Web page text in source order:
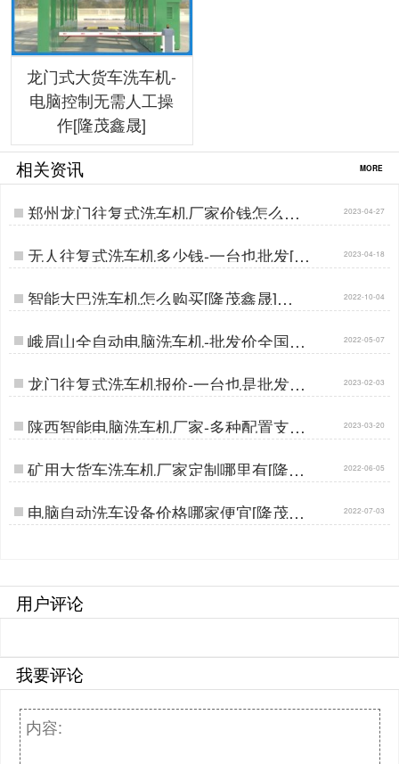
龙门式大货车洗车机-
电脑控制无需人工操
作[隆茂鑫晟]
相关资讯 MORE
郑州龙门往复式洗车机厂家价钱怎么样
[隆茂鑫晟]…
2023-04-27
无人往复式洗车机多少钱-一台也批发[隆
茂鑫晟]…
2023-04-18
智能大巴洗车机怎么购买[隆茂鑫晟]… 2022-10-04
峨眉山全自动电脑洗车机-批发价全国直
供[隆茂鑫晟]…
2022-05-07
龙门往复式洗车机报价-一台也是批发价
[隆茂鑫晟]…
2023-02-03
陕西智能电脑洗车机厂家-多种配置支持
定做[隆茂鑫晟]…
2023-03-20
矿用大货车洗车机厂家定制哪里有[隆茂
鑫晟]…
2022-06-05
电脑自动洗车设备价格哪家便宜[隆茂鑫
晟]…
2022-07-03
用户评论
我要评论